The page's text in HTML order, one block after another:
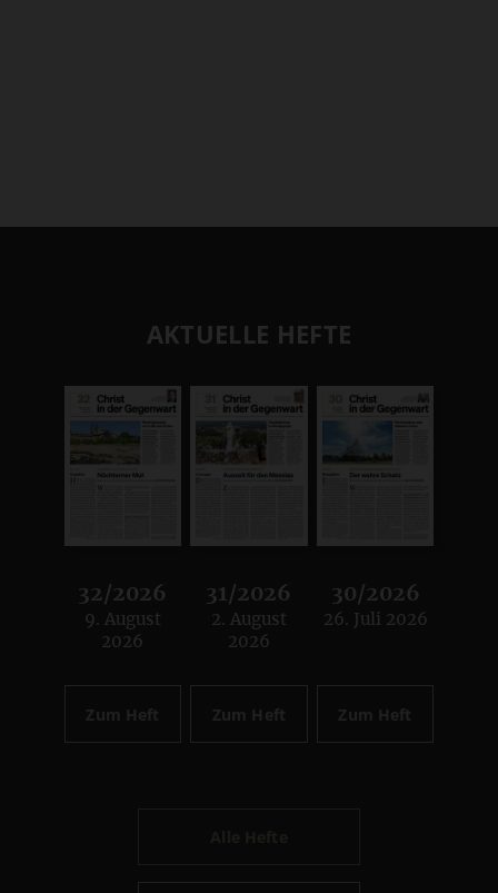
AKTUELLE HEFTE
32/2026
:
9. August
2026
Zum Heft
31/2026
:
2. August
2026
Zum Heft
30/2026
:
26. Juli 2026
Zum Heft